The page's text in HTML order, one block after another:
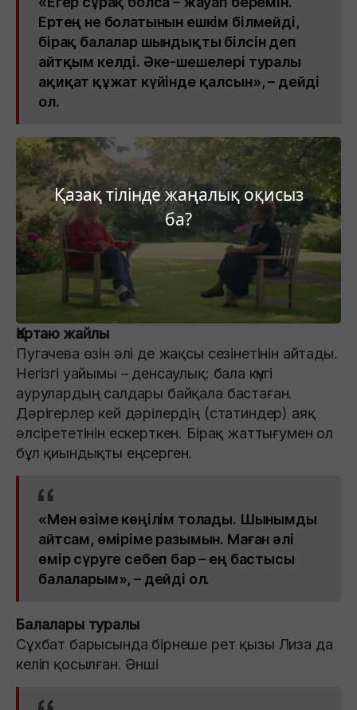
Қазақ тілінде жаңалық оқисыз
ба?
Ертең не болатынын ешкім білмейді,
бірақ балалар шындықты білсін деп
айтқым келді. Әке-шешелері туралы
ақиқат құжат күйінде қалсын», – дейді
ол.
Қартаю жайлы
Пугачева өзін әлі де жақсы сезінетінін айтады.
Негізгі уайымы – денсаулық: бала күнгі
аурулардың салдары байқала бастаған.
Дәрігерлер кей дәрілердің (статиндер) аяқ
әлсірететінін ескерткен. Бірақ жаттығумен ол
бұл қиындықты еңсерген.
«Мен өзіме көңілім толады. Шынымды
айтсам, өміріме разымын. Маған әлі
өмір сүруге себеп бар – ең бастысы
балаларым», – дейді ол.
Балалары туралы
Сұхбат барысында бірнеше рет қызы Лиза да
келіп қосылған. Әнші